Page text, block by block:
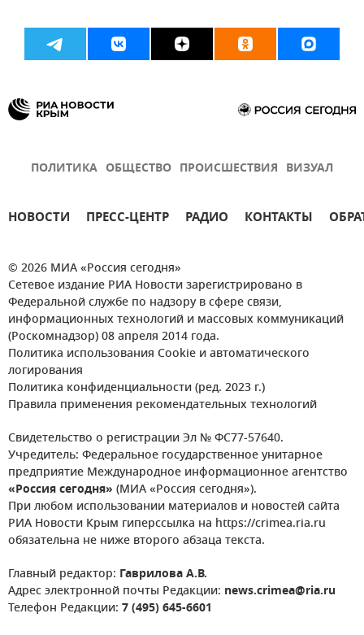
ПОЛИТИКА ОБЩЕСТВО ПРОИСШЕСТВИЯ ВИЗУАЛ
НОВОСТИ ПРЕСС-ЦЕНТР РАДИО КОНТАКТЫ
© 2026 МИА «Россия сегодня»
Сетевое издание РИА Новости зарегистрировано в
Федеральной службе по надзору в сфере связи,
информационных технологий и массовых коммуникаций
(Роскомнадзор) 08 апреля 2014 года.
Политика использования Cookie и автоматического
логирования
Политика конфиденциальности (ред. 2023 г.)
Правила применения рекомендательных технологий
Свидетельство о регистрации Эл № ФС77-57640.
Учредитель: Федеральное государственное унитарное
предприятие Международное информационное агентство
«Россия сегодня» (МИА «Россия сегодня»).
При любом использовании материалов и новостей сайта
РИА Новости Крым гиперссылка на https://crimea.ria.ru
обязательна не ниже второго абзаца текста.
Главный редактор: Гаврилова А.В.
Адрес электронной почты Редакции: news.crimea@ria.ru
Телефон Редакции: 7 (495) 645-6601